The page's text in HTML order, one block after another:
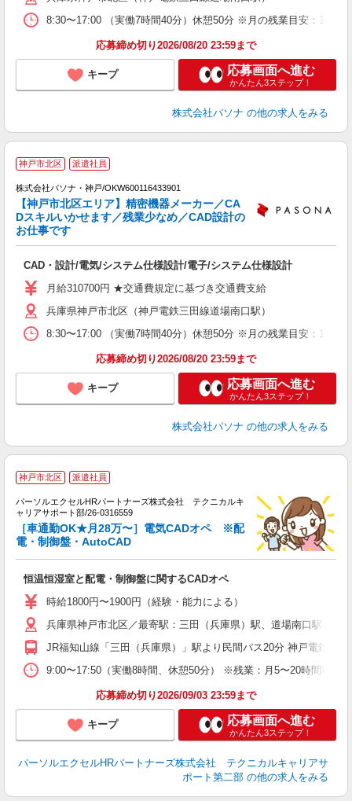
8:30〜17:00 （実働7時間40分）休憩50分 ※月の残業目安：10時
応募締め切り2026/08/20 23:59まで
キープ 応募画面へ進む
かんたん3ステップ！
株式会社パソナ の他の求人をみる
神戸市北区 派遣社員
株式会社パソナ・神戸/OKW600116433901
【神戸市北区エリア】精密機器メーカー／CA
Dスキルいかせます／残業少なめ／CAD設計の
お仕事です
CAD・設計/電気/システム仕様設計/電子/システム仕様設計
月給310700円 ★交通費規定に基づき交通費支給
兵庫県神戸市北区（神戸電鉄三田線道場南口駅）
8:30〜17:00 （実働7時間40分）休憩50分 ※月の残業目安：10時
応募締め切り2026/08/20 23:59まで
キープ 応募画面へ進む
かんたん3ステップ！
株式会社パソナ の他の求人をみる
神戸市北区 派遣社員
パーソルエクセルHRパートナーズ株式会社 テクニカルキ
ャリアサポート部/26-0316559
［車通勤OK★月28万〜］電気CADオペ ※配
電・制御盤・AutoCAD
恒温恒湿室と配電・制御盤に関するCADオペ
時給1800円〜1900円（経験・能力による）
兵庫県神戸市北区／最寄駅：三田（兵庫県）駅、道場南口駅 車
JR福知山線「三田（兵庫県）」駅より民間バス20分 神戸電鉄三
9:00〜17:50（実働8時間、休憩50分） ※残業：月5〜20時間程度
応募締め切り2026/09/03 23:59まで
キープ 応募画面へ進む
かんたん3ステップ！
パーソルエクセルHRパートナーズ株式会社 テクニカルキャリアサ
ポート第二部 の他の求人をみる